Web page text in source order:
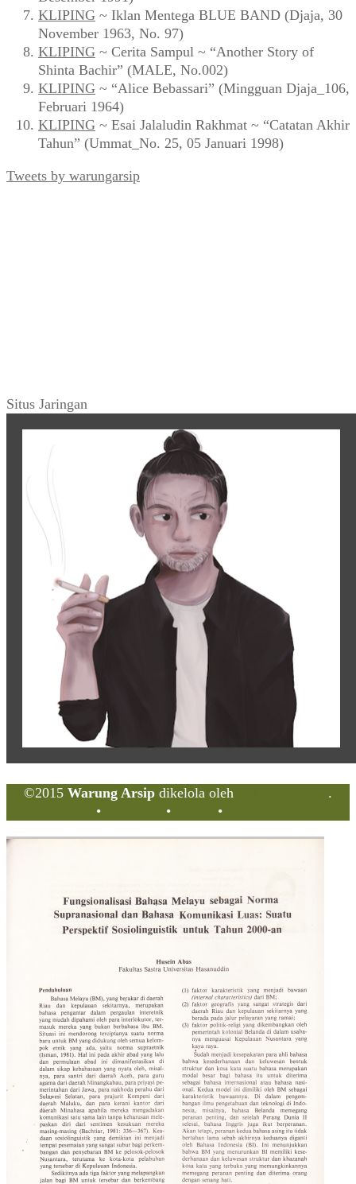
KLIPING ~ Iklan Mentega BLUE BAND (Djaja, 30
November 1963, No. 97)
KLIPING ~ Cerita Sampul ~ “Another Story of
Shinta Bachir” (MALE, No.002)
KLIPING ~ “Alice Bebassari” (Mingguan Djaja_106,
Februari 1964)
KLIPING ~ Esai Jalaludin Rakhmat ~ “Catatan Akhir
Tahun” (Ummat_No. 25, 05 Januari 1998)
Tweets by warungarsip
Situs Jaringan
©2015 Warung Arsip dikelola oleh
.
• • •